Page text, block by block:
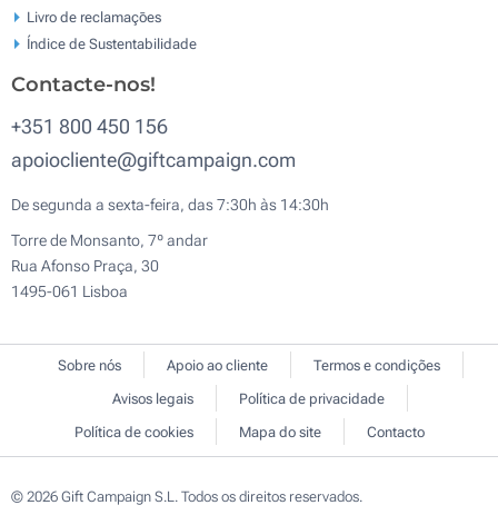
Livro de reclamaçōes
Índice de Sustentabilidade
Contacte-nos!
+351 800 450 156
apoiocliente@giftcampaign.com
De segunda a sexta-feira, das 7:30h às 14:30h
Torre de Monsanto, 7º andar
Rua Afonso Praça, 30
1495-061 Lisboa
Sobre nós Apoio ao cliente
Termos e condições
Avisos legais
Política de privacidade
Política de cookies
Mapa do site Contacto
© 2026 Gift Campaign S.L. Todos os direitos reservados.